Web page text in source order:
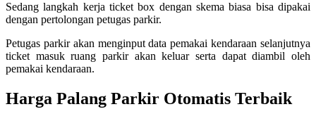
Sedang langkah kerja ticket box dengan skema biasa bisa dipakai
dengan pertolongan petugas parkir.
Petugas parkir akan menginput data pemakai kendaraan selanjutnya
ticket masuk ruang parkir akan keluar serta dapat diambil oleh
pemakai kendaraan.
Harga Palang Parkir Otomatis Terbaik